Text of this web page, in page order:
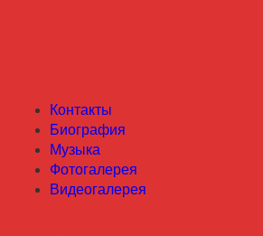
Контакты
Биография
Музыка
Фотогалерея
Видеогалерея